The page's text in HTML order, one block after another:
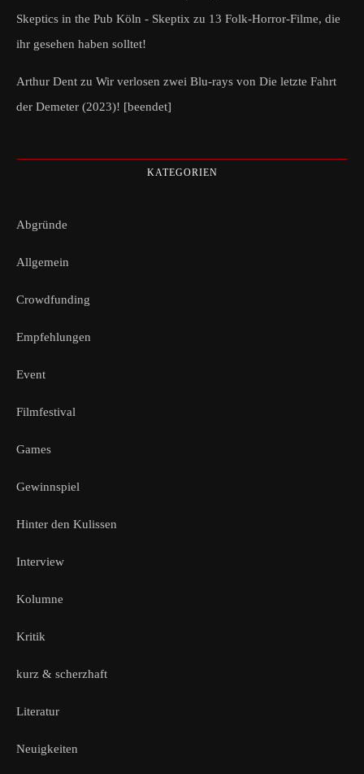
Skeptics in the Pub Köln - Skeptix zu 13 Folk-Horror-Filme, die
ihr gesehen haben solltet!
Arthur Dent zu Wir verlosen zwei Blu-rays von Die letzte Fahrt
der Demeter (2023)! [beendet]
KATEGORIEN
Abgründe
Allgemein
Crowdfunding
Empfehlungen
Event
Filmfestival
Games
Gewinnspiel
Hinter den Kulissen
Interview
Kolumne
Kritik
kurz & scherzhaft
Literatur
Neuigkeiten